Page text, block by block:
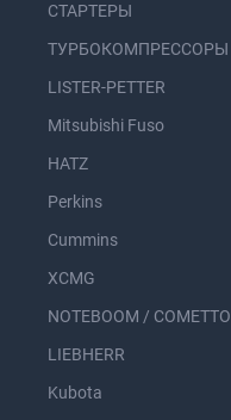
СТАРТЕРЫ
ТУРБОКОМПРЕССОРЫ
LISTER-PETTER
Mitsubishi Fuso
HATZ
Perkins
Cummins
XCMG
NOTEBOOM / COMETTO
LIEBHERR
Kubota